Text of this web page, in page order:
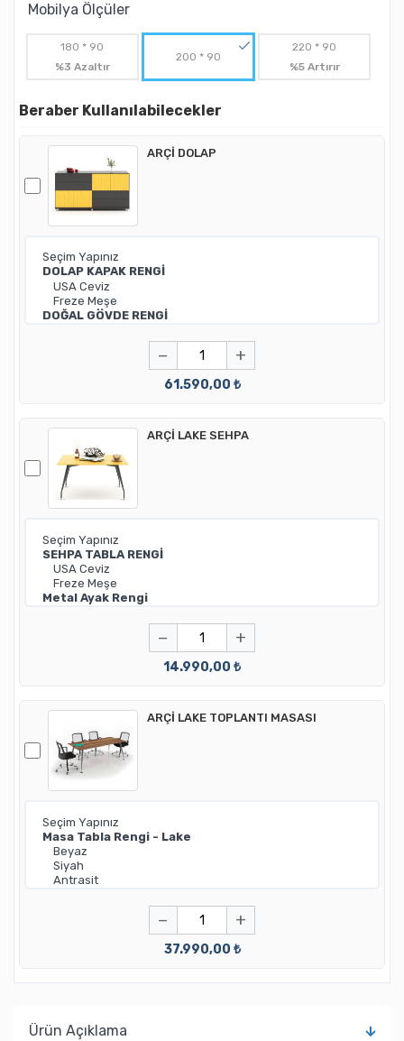
Mobilya Ölçüler
180 * 90
%3 Azaltır
200 * 90
220 * 90
%5 Artırır
Beraber Kullanılabilecekler
ARÇİ DOLAP
− +
61.590,00 ₺
ARÇİ LAKE SEHPA
− +
14.990,00 ₺
ARÇİ LAKE TOPLANTI MASASI
− +
37.990,00 ₺
Ürün Açıklama